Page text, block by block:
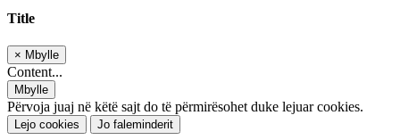
Title
× Mbylle
Content...
Mbylle
Përvoja juaj në këtë sajt do të përmirësohet duke lejuar cookies.
Lejo cookies Jo faleminderit